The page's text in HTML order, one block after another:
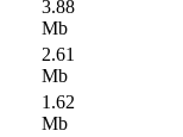
3.88
Mb
2.61
Mb
1.62
Mb